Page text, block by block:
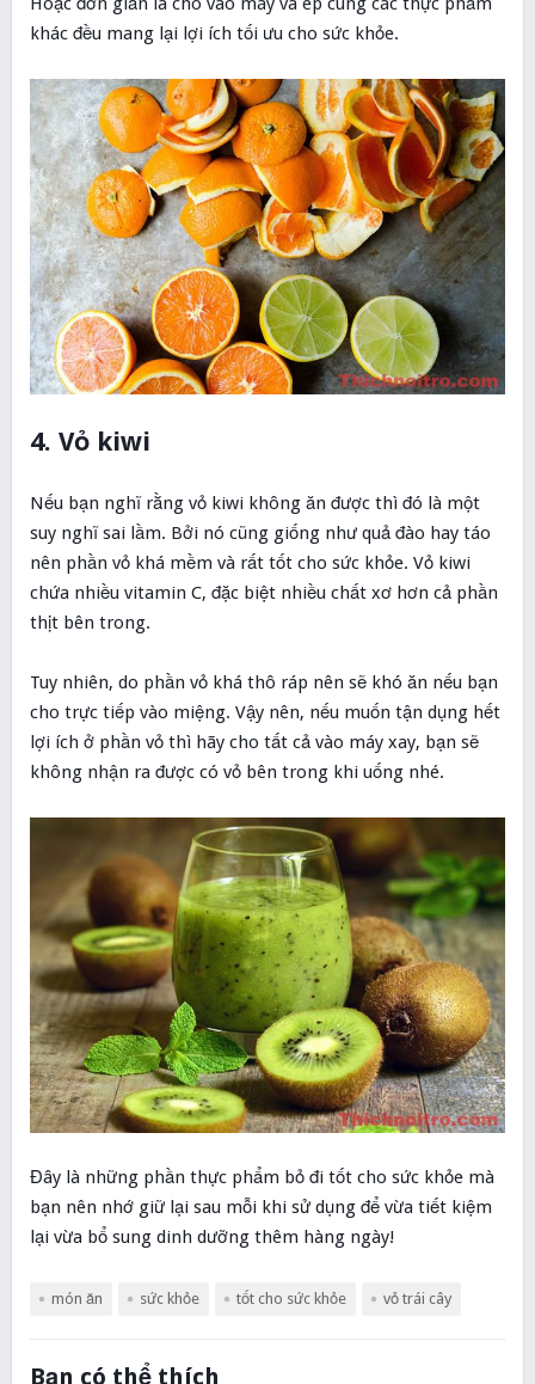
khác đều mang lại lợi ích tối ưu cho sức khỏe.
4. Vỏ kiwi
Nếu bạn nghĩ rằng vỏ kiwi không ăn được thì đó là một
suy nghĩ sai lầm. Bởi nó cũng giống như quả đào hay táo
nên phần vỏ khá mềm và rất tốt cho sức khỏe. Vỏ kiwi
chứa nhiều vitamin C, đặc biệt nhiều chất xơ hơn cả phần
thịt bên trong.
Tuy nhiên, do phần vỏ khá thô ráp nên sẽ khó ăn nếu bạn
cho trực tiếp vào miệng. Vậy nên, nếu muốn tận dụng hết
lợi ích ở phần vỏ thì hãy cho tất cả vào máy xay, bạn sẽ
không nhận ra được có vỏ bên trong khi uống nhé.
Đây là những phần thực phẩm bỏ đi tốt cho sức khỏe mà
bạn nên nhớ giữ lại sau mỗi khi sử dụng để vừa tiết kiệm
lại vừa bổ sung dinh dưỡng thêm hàng ngày!
món ăn sức khỏe tốt cho sức khỏe vỏ trái cây
Bạn có thể thích